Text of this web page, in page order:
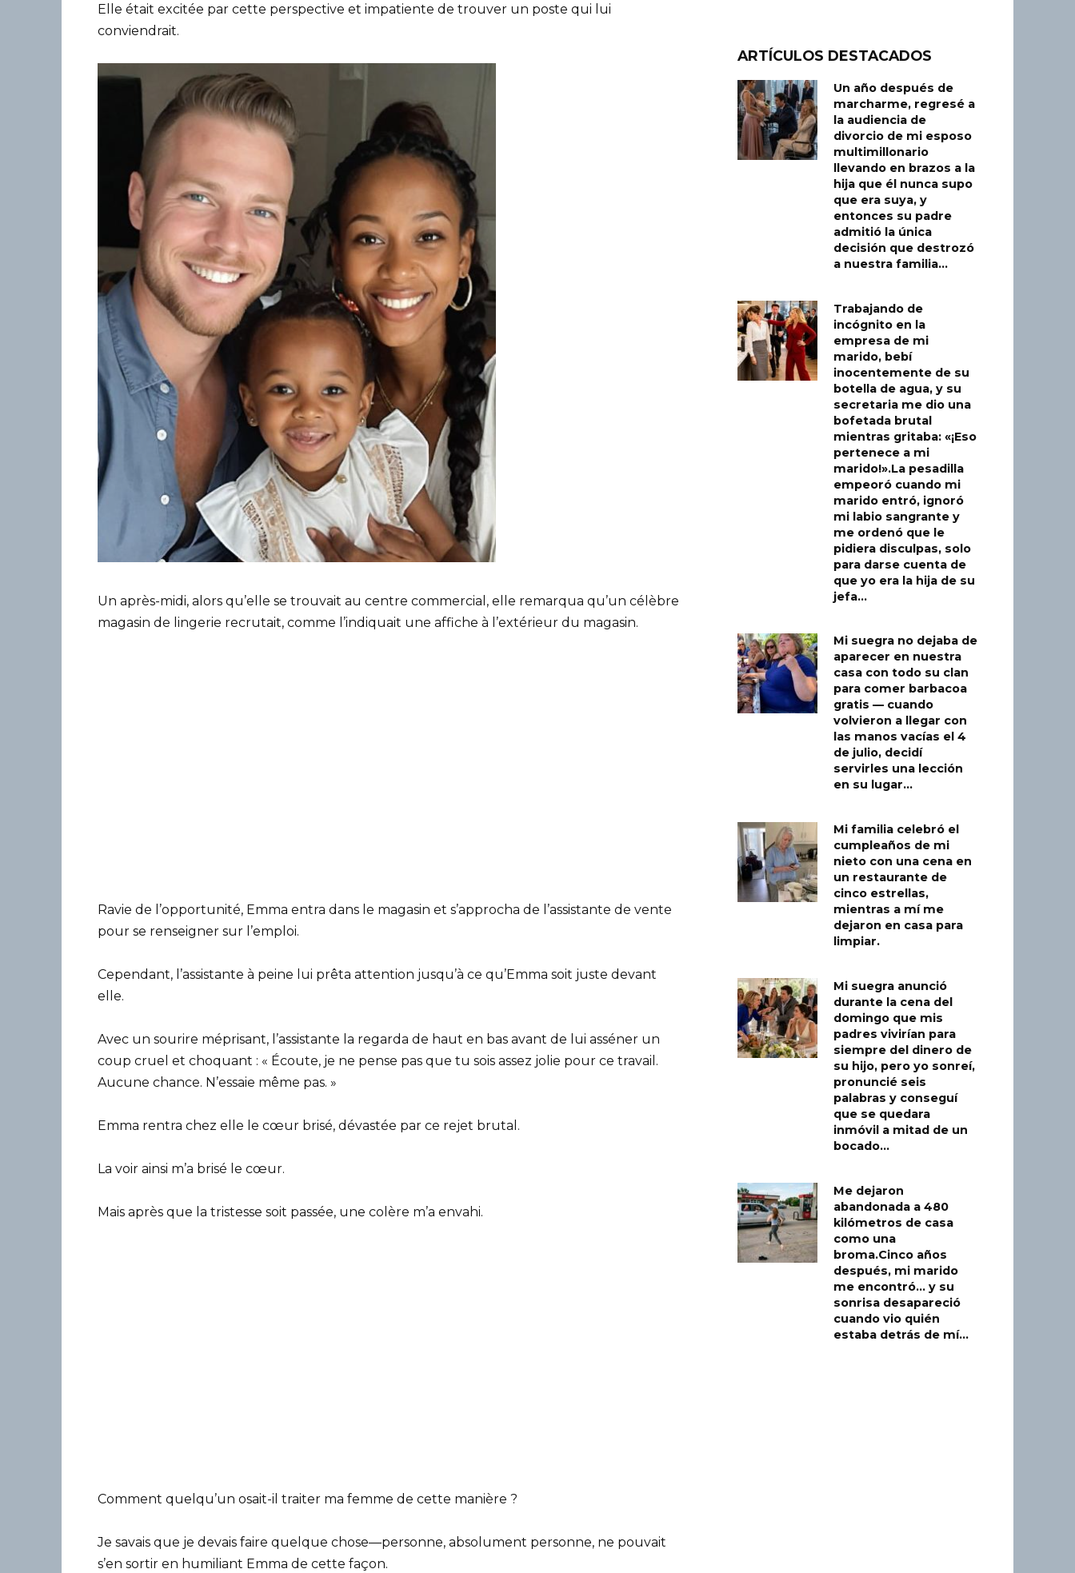
Elle était excitée par cette perspective et impatiente de trouver un poste qui lui
conviendrait.
Un après-midi, alors qu’elle se trouvait au centre commercial, elle remarqua qu’un célèbre
magasin de lingerie recrutait, comme l’indiquait une affiche à l’extérieur du magasin.
Ravie de l’opportunité, Emma entra dans le magasin et s’approcha de l’assistante de vente
pour se renseigner sur l’emploi.
Cependant, l’assistante à peine lui prêta attention jusqu’à ce qu’Emma soit juste devant
elle.
Avec un sourire méprisant, l’assistante la regarda de haut en bas avant de lui asséner un
coup cruel et choquant : « Écoute, je ne pense pas que tu sois assez jolie pour ce travail.
Aucune chance. N’essaie même pas. »
Emma rentra chez elle le cœur brisé, dévastée par ce rejet brutal.
La voir ainsi m’a brisé le cœur.
Mais après que la tristesse soit passée, une colère m’a envahi.
Comment quelqu’un osait-il traiter ma femme de cette manière ?
Je savais que je devais faire quelque chose—personne, absolument personne, ne pouvait
s’en sortir en humiliant Emma de cette façon.
ARTÍCULOS DESTACADOS
Un año después de
marcharme, regresé a
la audiencia de
divorcio de mi esposo
multimillonario
llevando en brazos a la
hija que él nunca supo
que era suya, y
entonces su padre
admitió la única
decisión que destrozó
a nuestra familia…
Trabajando de
incógnito en la
empresa de mi
marido, bebí
inocentemente de su
botella de agua, y su
secretaria me dio una
bofetada brutal
mientras gritaba: «¡Eso
pertenece a mi
marido!».La pesadilla
empeoró cuando mi
marido entró, ignoró
mi labio sangrante y
me ordenó que le
pidiera disculpas, solo
para darse cuenta de
que yo era la hija de su
jefa…
Mi suegra no dejaba de
aparecer en nuestra
casa con todo su clan
para comer barbacoa
gratis — cuando
volvieron a llegar con
las manos vacías el 4
de julio, decidí
servirles una lección
en su lugar…
Mi familia celebró el
cumpleaños de mi
nieto con una cena en
un restaurante de
cinco estrellas,
mientras a mí me
dejaron en casa para
limpiar.
Mi suegra anunció
durante la cena del
domingo que mis
padres vivirían para
siempre del dinero de
su hijo, pero yo sonreí,
pronuncié seis
palabras y conseguí
que se quedara
inmóvil a mitad de un
bocado…
Me dejaron
abandonada a 480
kilómetros de casa
como una
broma.Cinco años
después, mi marido
me encontró… y su
sonrisa desapareció
cuando vio quién
estaba detrás de mí…